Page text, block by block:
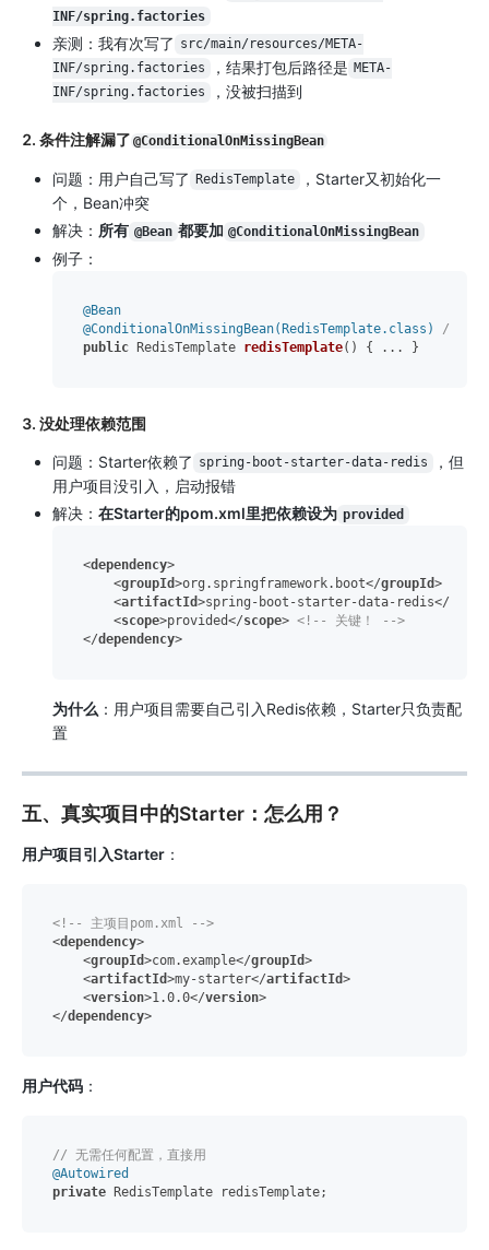
INF/spring.factories
亲测：我有次写了 src/main/resources/META-
INF/spring.factories
，结果打包后路径是 META-
INF/spring.factories
，没被扫描到
2. 条件注解漏了 @ConditionalOnMissingBean
问题：用户自己写了 RedisTemplate
，Starter又初始化一
个，Bean冲突
解决： 所有 @Bean 都要加 @ConditionalOnMissingBean
例子：
@Bean
@ConditionalOnMissingBean(RedisTemplate.class)
// 必
public RedisTemplate redisTemplate()
3. 没处理依赖范围
问题：Starter依赖了 spring-boot-starter-data-redis
，但
用户项目没引入，启动报错
解决： 在Starter的pom.xml里把依赖设为 provided
<dependency>
<groupId>org.springframework.boot</groupId>
<artifactId>spring-boot-starter-data-redis</
<scope>provided</scope> <!-- 关键！ -->
</dependency>
为什么 ：用户项目需要自己引入Redis依赖，Starter只负责配
置
五、真实项目中的Starter：怎么用？
用户项目引入Starter ：
<!-- 主项目pom.xml -->
<dependency>
<groupId>com.example</groupId>
<artifactId>my-starter</artifactId>
<version>1.0.0</version>
</dependency>
用户代码 ：
// 无需任何配置，直接用
@Autowired
private